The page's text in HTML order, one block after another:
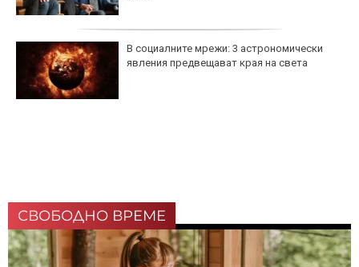
В социалните мрежи: 3 астрономически
явления предвещават края на света
СВОБОДНО ВРЕМЕ